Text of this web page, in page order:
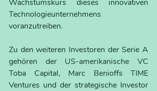
Wachstumskurs dieses innovativen
Technologieunternehmens
voranzutreiben.
Zu den weiteren Investoren der Serie A
gehören der US-amerikanische VC
Toba Capital, Marc Benioffs TIME
Ventures und der strategische Investor